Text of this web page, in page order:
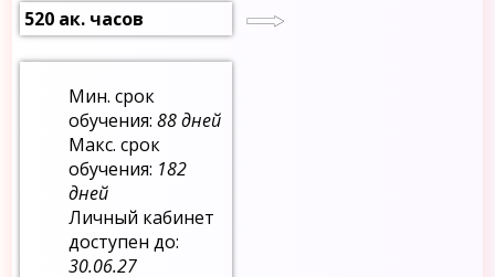
520 ак. часов
Мин. срок
обучения:88 дней
Макс. срок
обучения: 182
дней
Личный кабинет
доступен до:
30.06.27